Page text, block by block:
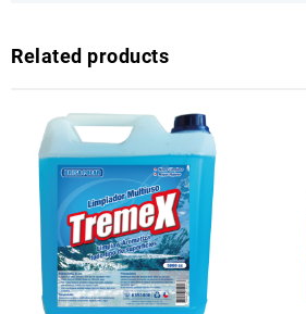
Related products